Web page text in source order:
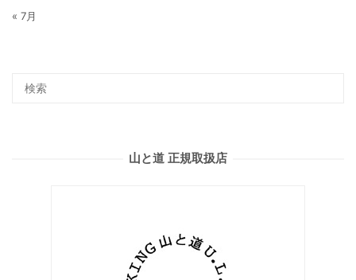
« 7月
山と道 正規取扱店